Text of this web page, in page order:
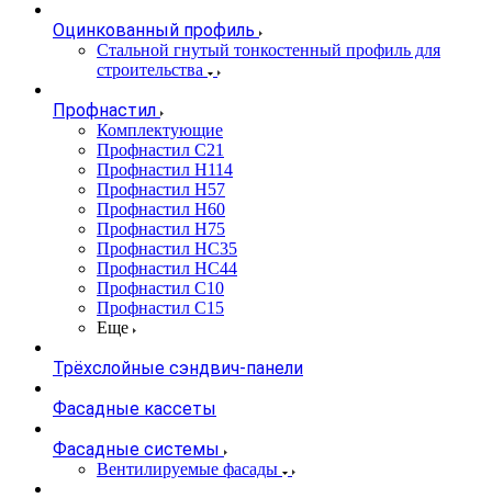
Оцинкованный профиль
Стальной гнутый тонкостенный профиль для
строительства
Профнастил
Комплектующие
Профнастил C21
Профнастил Н114
Профнастил Н57
Профнастил Н60
Профнастил Н75
Профнастил НС35
Профнастил НС44
Профнастил С10
Профнастил С15
Еще
Трёхслойные сэндвич-панели
Фасадные кассеты
Фасадные системы
Вентилируемые фасады